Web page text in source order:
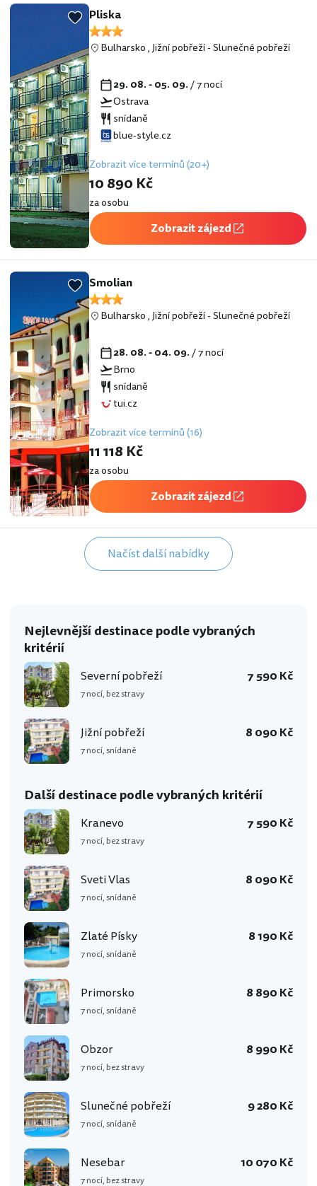
Pliska
Bulharsko,Jižní pobřeží-Slunečné pobřeží
29. 08. - 05. 09./ 7 nocí
Ostrava
snídaně
blue-style.cz
Zobrazit více termínů (20+)
10 890 Kč
za osobu
Zobrazit zájezd
Smolian
Bulharsko,Jižní pobřeží-Slunečné pobřeží
28. 08. - 04. 09./ 7 nocí
Brno
snídaně
tui.cz
Zobrazit více termínů (16)
11 118 Kč
za osobu
Zobrazit zájezd
Načíst další nabídky
Nejlevnější destinace podle vybraných
kritérií
Severní pobřeží
7 nocí, bez stravy
7 590 Kč
Jižní pobřeží
7 nocí, snídaně
8 090 Kč
Další destinace podle vybraných kritérií
Kranevo
7 nocí, bez stravy
7 590 Kč
Sveti Vlas
7 nocí, snídaně
8 090 Kč
Zlaté Písky
7 nocí, snídaně
8 190 Kč
Primorsko
7 nocí, snídaně
8 890 Kč
Obzor
7 nocí, bez stravy
8 990 Kč
Slunečné pobřeží
7 nocí, snídaně
9 280 Kč
Nesebar
7 nocí, bez stravy
10 070 Kč